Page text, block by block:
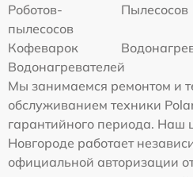
Роботов-
пылесосов
Пылесосов
Кофеварок
Водонагревателей
Мы занимаемся ремонтом и
обслуживанием техники
гарантийного периода. Наш
Новгороде работает
официальной авторизации